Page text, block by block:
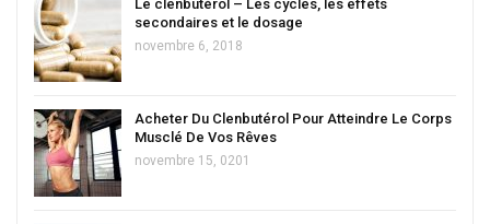
Le clenbutérol – Les cycles, les effets
secondaires et le dosage
novembre 6, 2018
Acheter Du Clenbutérol Pour Atteindre Le Corps
Musclé De Vos Rêves
novembre 15, 0201